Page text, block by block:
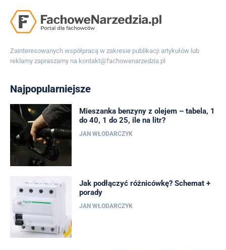
Zainteresowanych współpracą w zakresie publikacji artykułów lub
reklamy zapraszamy na kontakt@fachowenarzedzia.pl
Najpopularniejsze
Mieszanka benzyny z olejem – tabela, 1
do 40, 1 do 25, ile na litr?
JAN WŁODARCZYK
Jak podłączyć różnicówkę? Schemat +
porady
JAN WŁODARCZYK